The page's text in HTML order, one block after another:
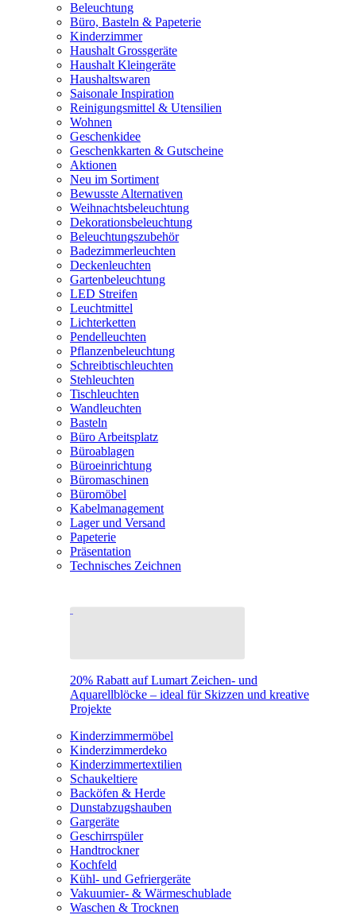
Beleuchtung
Büro, Basteln & Papeterie
Kinderzimmer
Haushalt Grossgeräte
Haushalt Kleingeräte
Haushaltswaren
Saisonale Inspiration
Reinigungsmittel & Utensilien
Wohnen
Geschenkidee
Geschenkkarten & Gutscheine
Aktionen
Neu im Sortiment
Bewusste Alternativen
Weihnachtsbeleuchtung
Dekorationsbeleuchtung
Beleuchtungszubehör
Badezimmerleuchten
Deckenleuchten
Gartenbeleuchtung
LED Streifen
Leuchtmittel
Lichterketten
Pendelleuchten
Pflanzenbeleuchtung
Schreibtischleuchten
Stehleuchten
Tischleuchten
Wandleuchten
Basteln
Büro Arbeitsplatz
Büroablagen
Büroeinrichtung
Büromaschinen
Büromöbel
Kabelmanagement
Lager und Versand
Papeterie
Präsentation
Technisches Zeichnen
20% Rabatt auf Lumart Zeichen- und
Aquarellblöcke – ideal für Skizzen und kreative
Projekte
Kinderzimmermöbel
Kinderzimmerdeko
Kinderzimmertextilien
Schaukeltiere
Backöfen & Herde
Dunstabzugshauben
Gargeräte
Geschirrspüler
Handtrockner
Kochfeld
Kühl- und Gefriergeräte
Vakuumier- & Wärmeschublade
Waschen & Trocknen